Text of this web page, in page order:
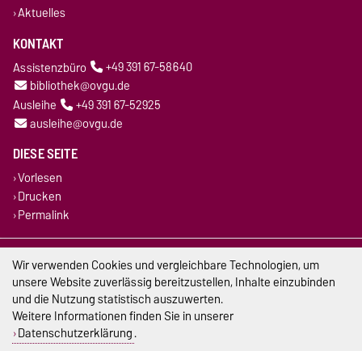
Aktuelles
KONTAKT
Assistenzbüro
+49 391 67-58640
bibliothek@ovgu.de
Ausleihe
+49 391 67-52925
ausleihe@ovgu.de
DIESE SEITE
Vorlesen
Drucken
Permalink
Impressum
Datenschutz
Barrierefreiheit
Wir verwenden Cookies und vergleichbare Technologien, um
unsere Website zuverlässig bereitzustellen, Inhalte einzubinden
und die Nutzung statistisch auszuwerten.
Weitere Informationen finden Sie in unserer
Datenschutzerklärung.